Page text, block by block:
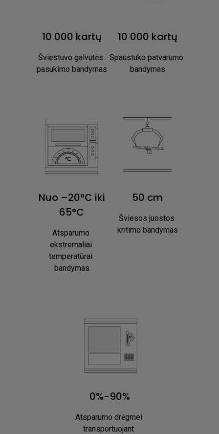
10 000 kartų
Šviestuvo galvutės
pasukimo bandymas
10 000 kartų
Spaustuko patvarumo
bandymas
Nuo –20°C iki
65°C
Atsparumo
ekstremaliai
temperatūrai
bandymas
50 cm
Šviesos juostos
kritimo bandymas
0%-90%
Atsparumo drėgmei
transportuojant